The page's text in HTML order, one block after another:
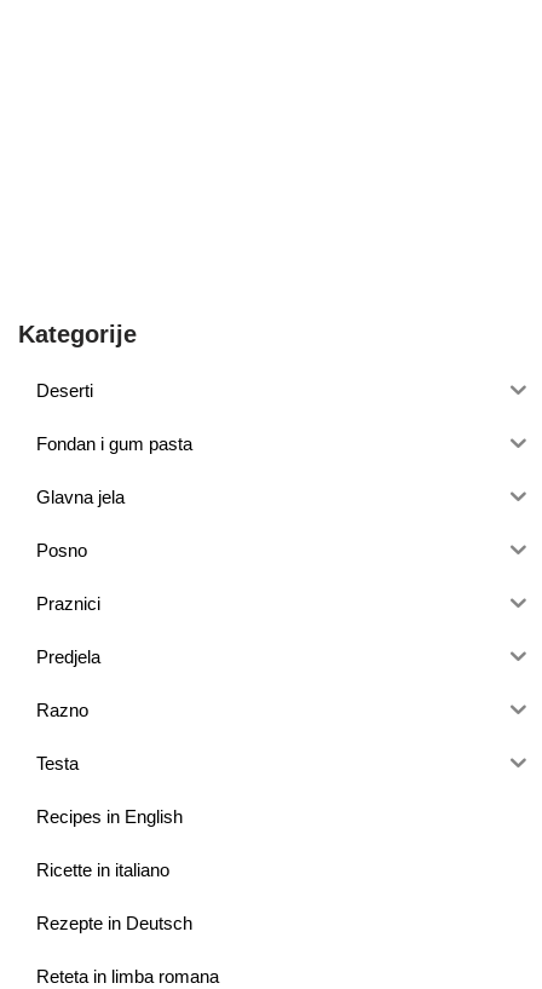
Kategorije
Deserti
Fondan i gum pasta
Glavna jela
Posno
Praznici
Predjela
Razno
Testa
Recipes in English
Ricette in italiano
Rezepte in Deutsch
Reteta in limba romana